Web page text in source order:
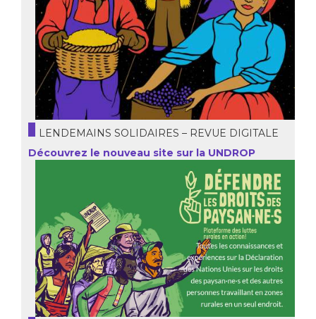
LENDEMAINS SOLIDAIRES – REVUE DIGITALE
Découvrez le nouveau site sur la UNDROP